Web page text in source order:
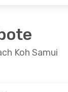
Koh Samui